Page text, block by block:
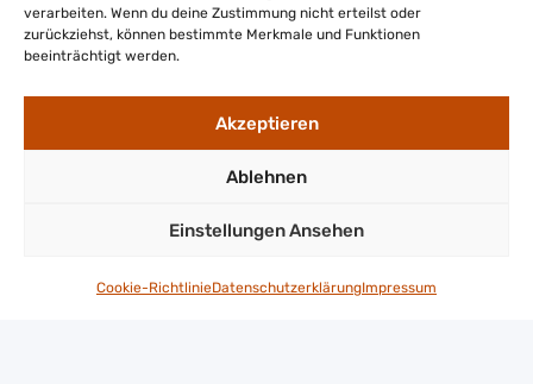
verarbeiten. Wenn du deine Zustimmung nicht erteilst oder
zurückziehst, können bestimmte Merkmale und Funktionen
beeinträchtigt werden.
Akzeptieren
Ablehnen
Einstellungen Ansehen
Cookie-RichtlinieDatenschutzerklärungImpressum
Gefördert durch: